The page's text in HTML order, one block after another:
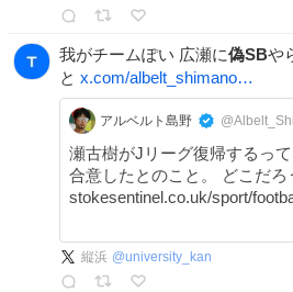
我がチームぽい 広瀬に偽SBや
と x.com/albelt_shimano…
アルベルト島野
瀬古樹がJリーグ復帰するっ
合意したとのこと。 どこだろ
stokesentinel.co.uk/sport/
縦浜 @university_kan